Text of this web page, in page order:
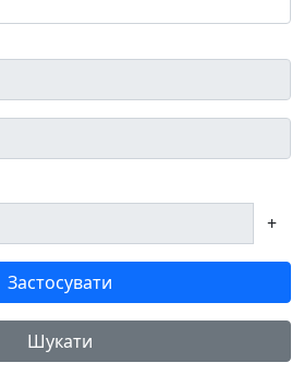
+
Застосувати
Шукати